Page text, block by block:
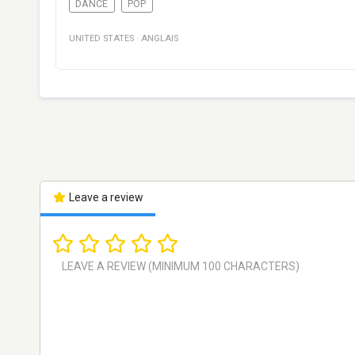
DANCE POP
UNITED STATES · ANGLAIS
Leave a review